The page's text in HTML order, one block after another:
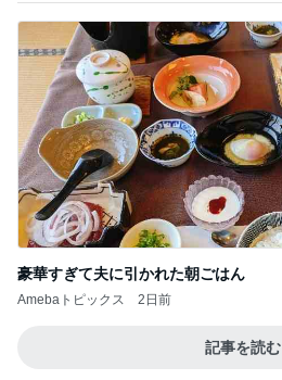
豪華すぎて夫に引かれた朝ごはん
Amebaトピックス 2日前
記事を読む